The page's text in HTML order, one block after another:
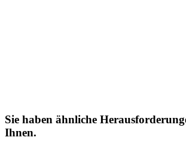
Sie haben ähnliche
Ihnen.